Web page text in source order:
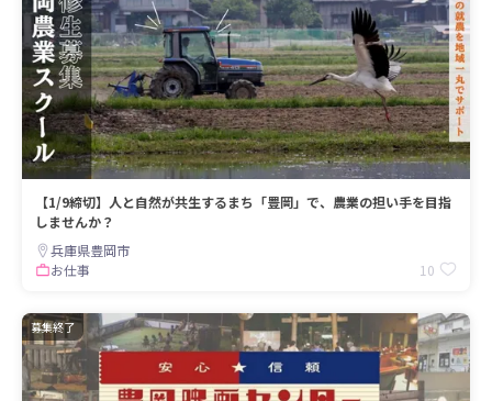
【1/9締切】人と自然が共生するまち「豊岡」で、農業の担い手を目指
しませんか？
兵庫県豊岡市
お仕事
10
募集終了